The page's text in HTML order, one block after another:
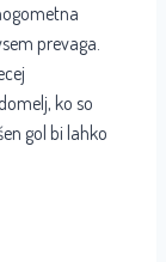
prevaga.
ko so
gol bi lahko